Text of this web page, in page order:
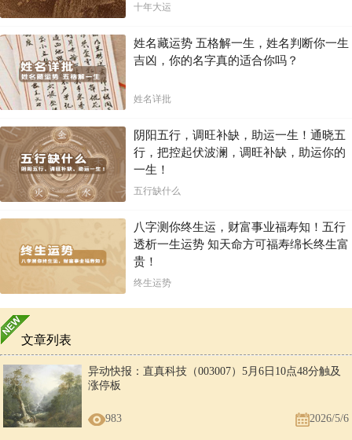
十年大运
姓名藏运势 五格解一生，姓名判断你一生
吉凶，你的名字真的适合你吗？
姓名详批
阴阳五行，调旺补缺，助运一生！通晓五
行，把控起伏波澜，调旺补缺，助运你的
一生！
五行缺什么
八字测你终生运，财富事业福寿知！五行
透析一生运势 知天命方可福寿绵长终生富
贵！
终生运势
文章列表
异动快报：直真科技（003007）5月6日10点48分触及
涨停板
983 2026/5/6